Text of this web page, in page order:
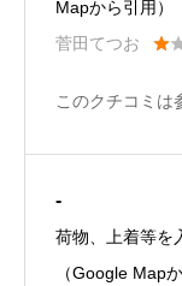
されます。（
Mapから引用）
菅田てつお

このクチコミは
-
荷物、上着等を
（Google Map